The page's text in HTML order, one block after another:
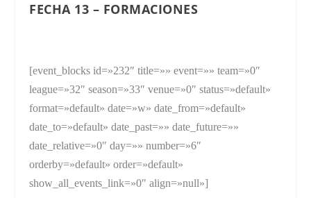
FECHA 13 – FORMACIONES
[event_blocks id=»232″ title=»» event=»» team=»0″
league=»32″ season=»33″ venue=»0″ status=»default»
format=»default» date=»w» date_from=»default»
date_to=»default» date_past=»» date_future=»»
date_relative=»0″ day=»» number=»6″
orderby=»default» order=»default»
show_all_events_link=»0″ align=»null»]